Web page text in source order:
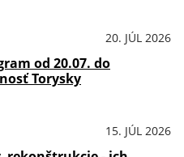
20. JÚL 2026
od 20.07. do
Torysky
15. JÚL 2026